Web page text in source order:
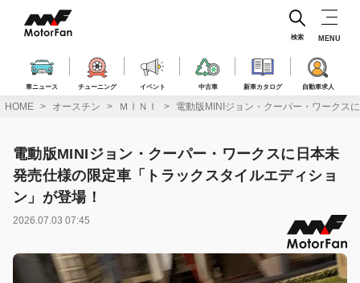
ス
車ニュース チューニング イベント 中古車 新車カタログ 自動車求人
検索 MENU
HOME オースチン ＭＩＮＩ 電動版MINIジョン・クーパー・ワークス
電動版MINIジョン・クーパー・ワークスに日本未
発売仕様の限定車「トラックスタイルエディショ
ン」が登場！
2026.07.03 07:45